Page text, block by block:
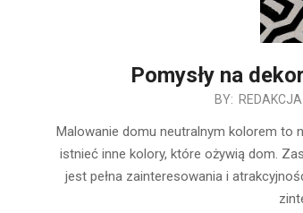
Pomysły na
BY: REDAKCJA
Malowanie domu neutralnym kolorem to
istnieć inne kolory, które ożywią dom.
jest pełna zainteresowania i